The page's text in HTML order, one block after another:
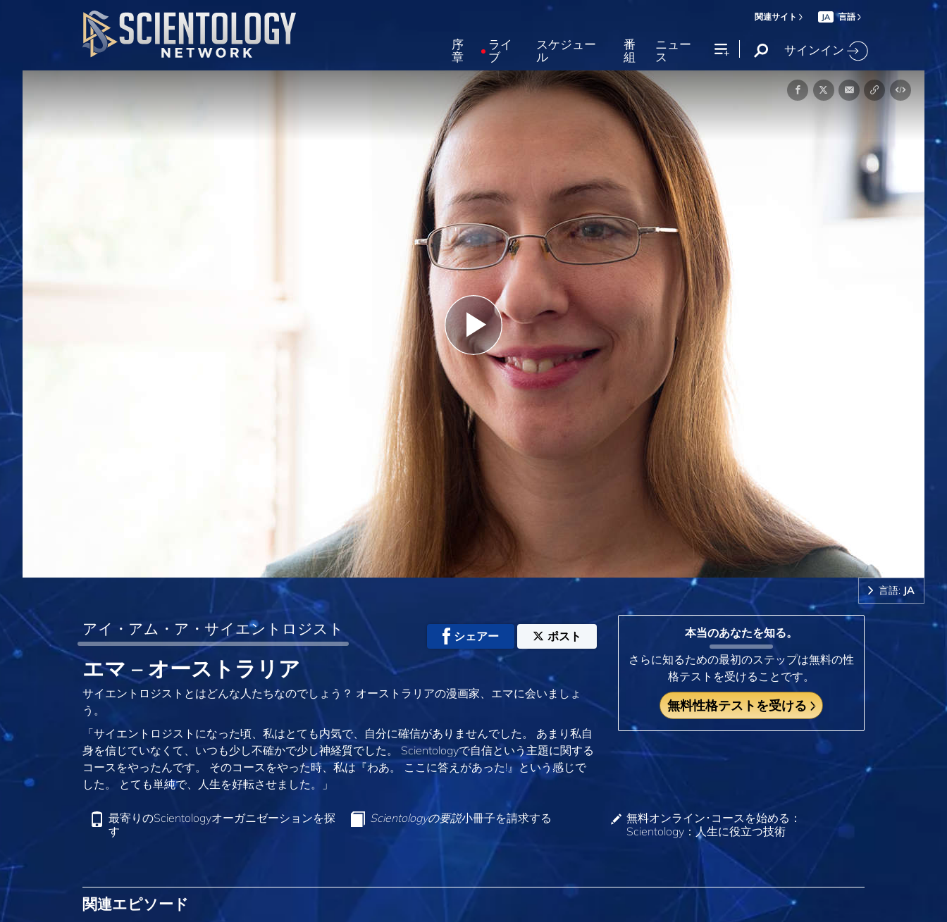
関連サイト JA 言語
序
章
ライ
ブ
スケジュー
ル
番
組
ニュー
ス サインイン
Play
Video
言語: JA
アイ・アム・ア・サイエントロジスト シェアー ポスト
エマ – オーストラリア
サイエントロジストとはどんな人たちなのでしょう？ オーストラリアの漫画家、エマに会いましょ
う。
「サイエントロジストになった頃、私はとても内気で、自分に確信がありませんでした。 あまり私自
身を信じていなくて、いつも少し不確かで少し神経質でした。 Scientologyで自信という主題に関する
コースをやったんです。 そのコースをやった時、私は『わあ。 ここに答えがあった!』という感じで
した。 とても単純で、人生を好転させました。」
本当のあなたを知る。
さらに知るための最初のステップは無料の性
格テストを受けることです。
無料性格テストを受ける
最寄りのScientologyオーガニゼーションを探
す
Scientologyの要説小冊子を請求する
無料オンライン･コースを始める：
Scientology：人生に役立つ技術
関連エピソード